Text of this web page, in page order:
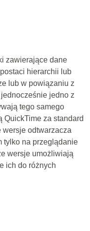
zawierające dane
hierarchii lub
lub w powiązaniu z
jedno z
tego samego
QuickTime za standard
wersje odtwarzacza
tylko na przeglądanie
wersje umożliwiają
ich do różnych